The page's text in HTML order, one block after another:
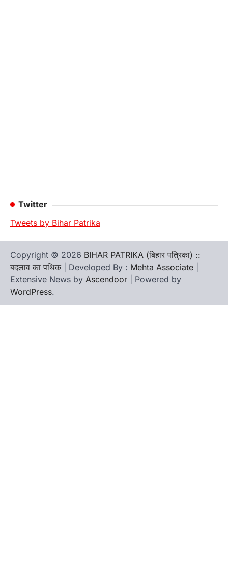
Twitter
Tweets by Bihar Patrika
Copyright © 2026 BIHAR PATRIKA (बिहार पत्रिका) ::
बदलाव का पथिक | Developed By : Mehta Associate
Extensive News by Ascendoor | Powered by
WordPress.